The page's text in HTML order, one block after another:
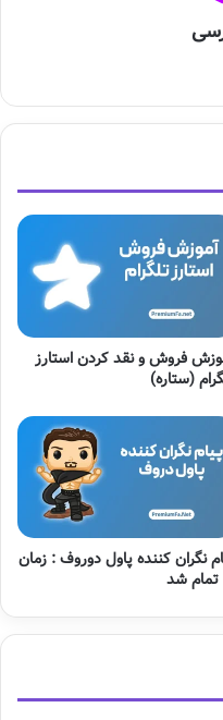
فروش و نقد کردن استارز
(ستاره)
نگران کننده پاول دوروف : زمان
تمام شد